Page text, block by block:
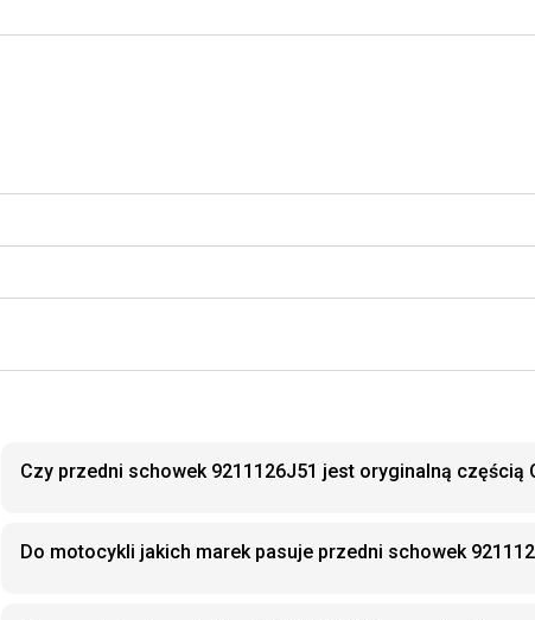
Czy przedni schowek 9211126J51 jest oryginalną częścią
Do motocykli jakich marek pasuje przedni schowek